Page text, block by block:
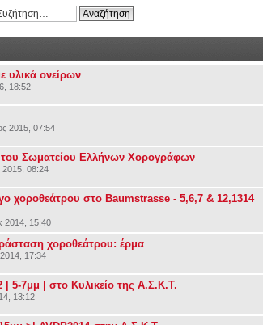
υλικά ονείρων
18:52
2015, 07:54
του Σωματείου Ελλήνων Χορογράφων
08:24
χοροθεάτρου στο Baumstrasse - 5,6,7 & 12,1314
2014, 15:40
χοροθεάτρου: έρμα
17:34
13:12